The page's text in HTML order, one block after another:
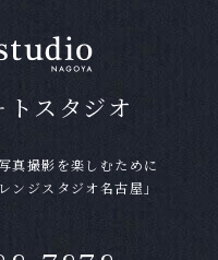
フォームやLINEで
からない事なども
。
ン・携帯電話で撮
トスタジオ
真撮影を楽しむために
ンジスタジオ名古屋」